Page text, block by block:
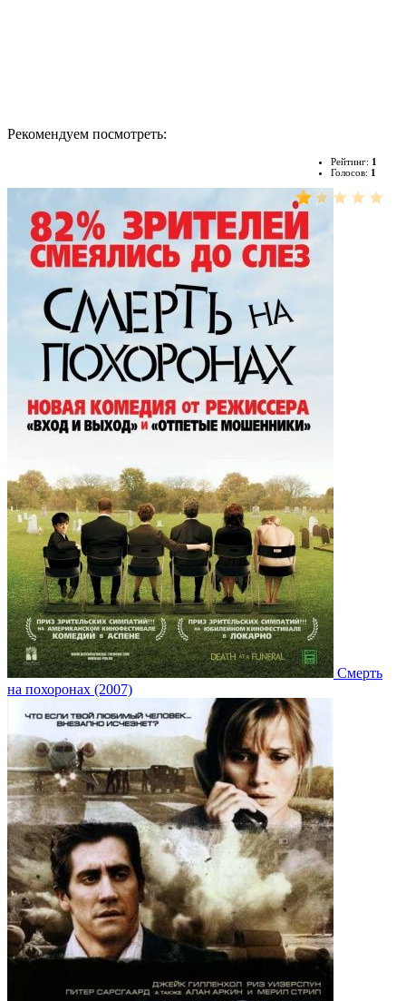
Рекомендуем посмотреть:
Рейтинг: 1
Голосов: 1
Смерть
на похоронах (2007)